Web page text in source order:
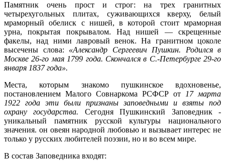
Памятник очень прост и строг: на трех гранитных
четырехугольных плитах, суживающихся кверху, белый
мраморный обелиск с нишей, в которой стоит мраморная
урна, покрытая покрывалом. Над нишей — скрещенные
факелы, над ними лавровый венок. На гранитном цоколе
высечены слова: «Александр Сергеевич Пушкин. Родился в
Москве 26-го мая 1799 года. Скончался в С.-Петербурге 29-го
января 1837 года».
Места, которым знакомо пушкинское вдохновенье,
постановлением Малого Совнаркома РСФСР от
17 марта
1922 года эти были признаны заповедными и взяты под
охрану государства. Сегодня Пушкинский Заповедник -
уникальный памятник русской культуры национального
значения. он овеян народной любовью и вызывает интерес не
только у русских любителей поэзии, но и во всем мире.
В состав Заповедника входят: